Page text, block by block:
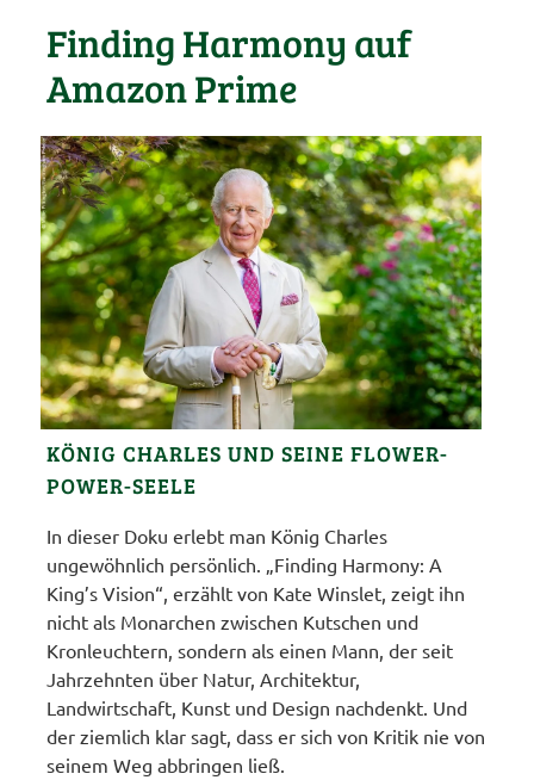
Finding Harmony auf
Amazon Prime
KÖNIG CHARLES UND SEINE FLOWER-
POWER-SEELE
In dieser Doku erlebt man König Charles
ungewöhnlich persönlich. „Finding Harmony: A
King’s Vision“, erzählt von Kate Winslet, zeigt ihn
nicht als Monarchen zwischen Kutschen und
Kronleuchtern, sondern als einen Mann, der seit
Jahrzehnten über Natur, Architektur,
Landwirtschaft, Kunst und Design nachdenkt. Und
der ziemlich klar sagt, dass er sich von Kritik nie von
seinem Weg abbringen ließ.